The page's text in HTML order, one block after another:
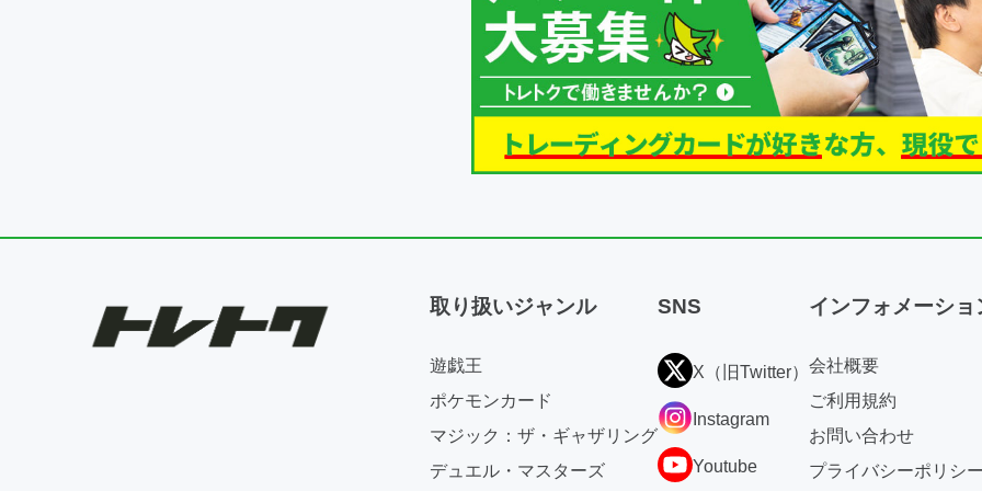
取り扱いジャンル
遊戯王
ポケモンカード
マジック：ザ・ギャザリング
デュエル・マスターズ
SNS
X（旧Twitter）
Instagram
Youtube
インフォメーショ
会社概要
ご利用規約
お問い合わせ
プライバシーポリシ